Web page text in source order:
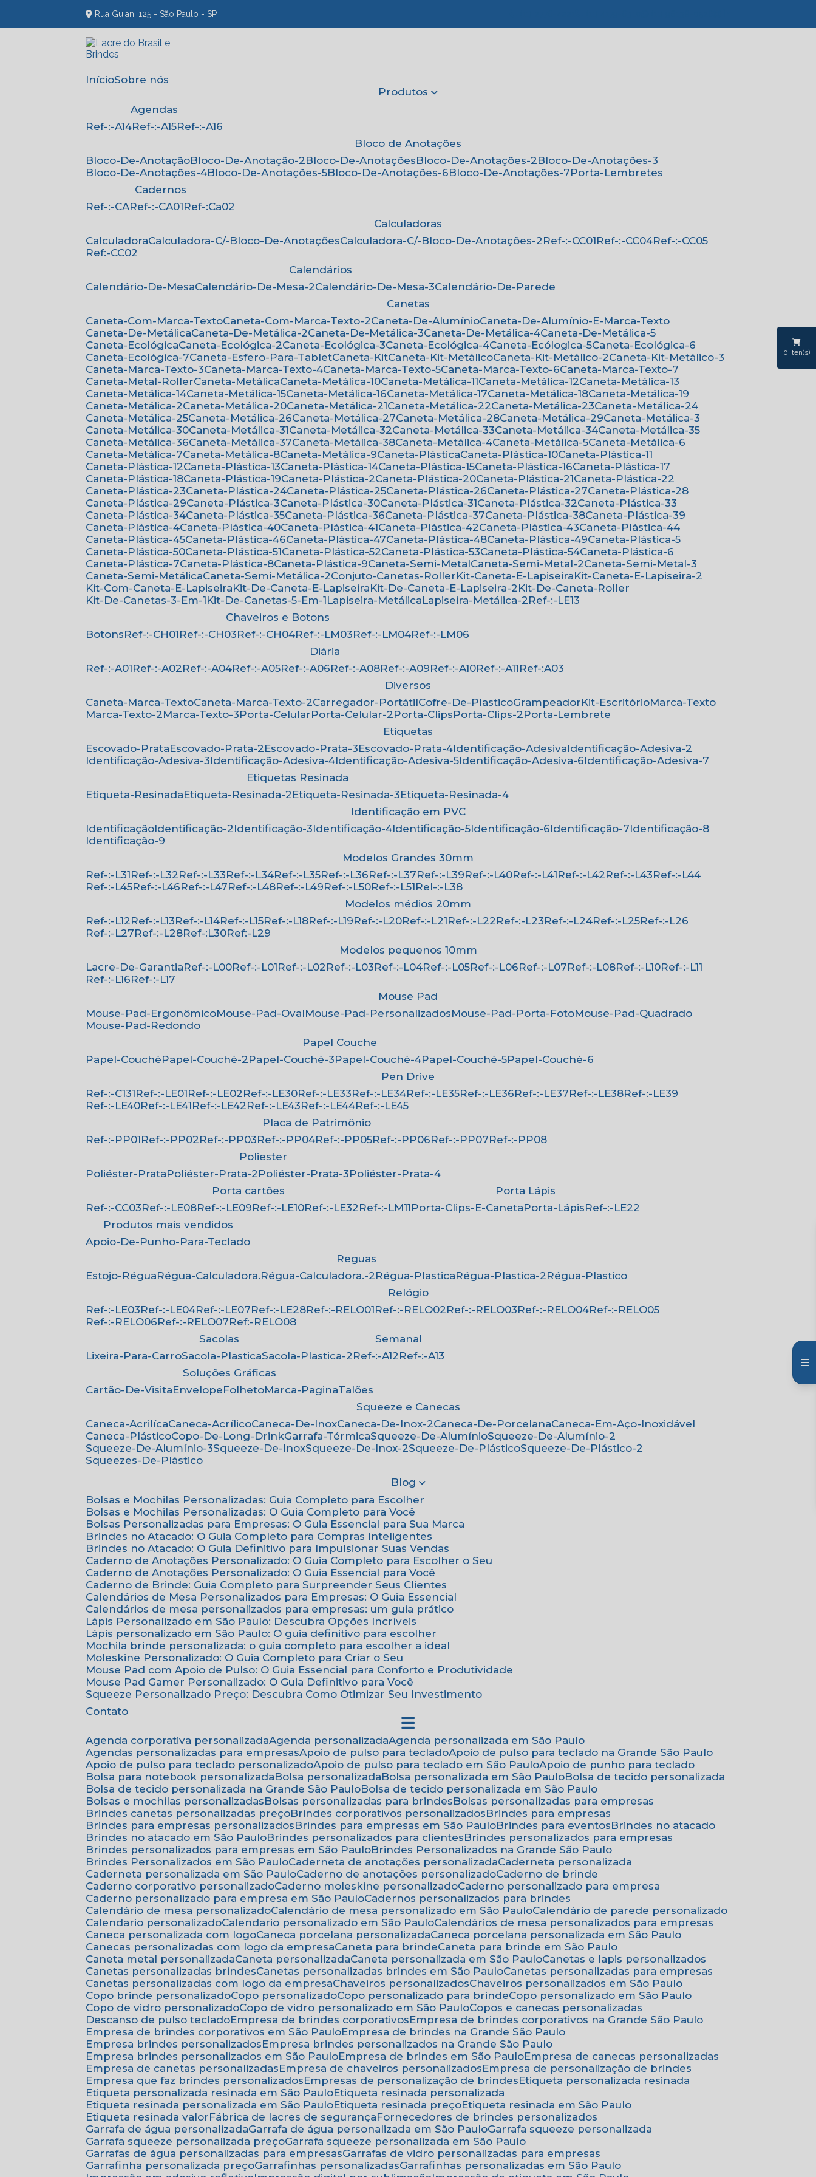
Rua Guian, 125 - São Paulo - SP
Início Sobre nós
Produtos
Agendas
Ref-:-A14
Ref-:-A15
Ref-:-A16
Bloco de Anotações
Bloco-De-Anotação
Bloco-De-Anotação-2 Bloco-De-Anotações Bloco-De-Anotações-2
Bloco-De-Anotações-3
Bloco-De-Anotações-4
Bloco-De-Anotações-5 Bloco-De-Anotações-6 Bloco-De-Anotações-7
Porta-Lembretes
Cadernos
Ref-:-CA
Ref-:-CA01
Ref-:Ca02
Calculadoras
Calculadora
Calculadora-C/-Bloco-De-Anotações Calculadora-C/-Bloco-De-Anotações-2 Ref-:-CC01 Ref-:-CC04
Ref-:-CC05
Ref:-CC02
Calendários
Calendário-De-Mesa
Calendário-De-Mesa-2 Calendário-De-Mesa-3
Calendário-De-Parede
Canetas
Caneta-Com-Marca-Texto
Caneta-Com-Marca-Texto-2 Caneta-De-Alumínio
Caneta-De-Alumínio-E-Marca-Texto
Caneta-De-Metálica
Caneta-De-Metálica-2 Caneta-De-Metálica-3 Caneta-De-Metálica-4
Caneta-De-Metálica-5
Caneta-Ecológica
Caneta-Ecológica-2 Caneta-Ecológica-3 Caneta-Ecológica-4 Caneta-Ecólogica-5
Caneta-Ecológica-6
Caneta-Ecológica-7
Caneta-Esfero-Para-Tablet Caneta-Kit Caneta-Kit-Metálico Caneta-Kit-Metálico-2
Caneta-Kit-Metálico-3
Caneta-Marca-Texto-3
Caneta-Marca-Texto-4 Caneta-Marca-Texto-5 Caneta-Marca-Texto-6
Caneta-Marca-Texto-7
Caneta-Metal-Roller
Caneta-Metálica Caneta-Metálica-10 Caneta-Metálica-11 Caneta-Metálica-12
Caneta-Metálica-13
Caneta-Metálica-14
Caneta-Metálica-15 Caneta-Metálica-16 Caneta-Metálica-17 Caneta-Metálica-18
Caneta-Metálica-19
Caneta-Metálica-2
Caneta-Metálica-20 Caneta-Metálica-21 Caneta-Metálica-22 Caneta-Metálica-23
Caneta-Metálica-24
Caneta-Metálica-25
Caneta-Metálica-26 Caneta-Metálica-27 Caneta-Metálica-28 Caneta-Metálica-29
Caneta-Metálica-3
Caneta-Metálica-30
Caneta-Metálica-31 Caneta-Metálica-32 Caneta-Metálica-33 Caneta-Metálica-34
Caneta-Metálica-35
Caneta-Metálica-36
Caneta-Metálica-37 Caneta-Metálica-38 Caneta-Metálica-4 Caneta-Metálica-5
Caneta-Metálica-6
Caneta-Metálica-7
Caneta-Metálica-8 Caneta-Metálica-9 Caneta-Plástica Caneta-Plástica-10
Caneta-Plástica-11
Caneta-Plástica-12
Caneta-Plástica-13 Caneta-Plástica-14 Caneta-Plástica-15 Caneta-Plástica-16
Caneta-Plástica-17
Caneta-Plástica-18
Caneta-Plástica-19 Caneta-Plástica-2 Caneta-Plástica-20 Caneta-Plástica-21
Caneta-Plástica-22
Caneta-Plástica-23
Caneta-Plástica-24 Caneta-Plástica-25 Caneta-Plástica-26 Caneta-Plástica-27
Caneta-Plástica-28
Caneta-Plástica-29
Caneta-Plástica-3 Caneta-Plástica-30 Caneta-Plástica-31 Caneta-Plástica-32
Caneta-Plástica-33
Caneta-Plástica-34
Caneta-Plástica-35 Caneta-Plástica-36 Caneta-Plástica-37 Caneta-Plástica-38
Caneta-Plástica-39
Caneta-Plástica-4
Caneta-Plástica-40 Caneta-Plástica-41 Caneta-Plástica-42 Caneta-Plástica-43
Caneta-Plástica-44
Caneta-Plástica-45
Caneta-Plástica-46 Caneta-Plástica-47 Caneta-Plástica-48 Caneta-Plástica-49
Caneta-Plástica-5
Caneta-Plástica-50
Caneta-Plástica-51 Caneta-Plástica-52 Caneta-Plástica-53 Caneta-Plástica-54
Caneta-Plástica-6
Caneta-Plástica-7
Caneta-Plástica-8 Caneta-Plástica-9 Caneta-Semi-Metal Caneta-Semi-Metal-2
Caneta-Semi-Metal-3
Caneta-Semi-Metálica
Caneta-Semi-Metálica-2 Conjuto-Canetas-Roller Kit-Caneta-E-Lapiseira
Kit-Caneta-E-Lapiseira-2
Kit-Com-Caneta-E-Lapiseira
Kit-De-Caneta-E-Lapiseira Kit-De-Caneta-E-Lapiseira-2
Kit-De-Caneta-Roller
Kit-De-Canetas-3-Em-1
Kit-De-Canetas-5-Em-1 Lapiseira-Metálica Lapiseira-Metálica-2
Ref-:-LE13
Chaveiros e Botons
Botons
Ref-:-CH01 Ref-:-CH03 Ref-:-CH04 Ref-:-LM03 Ref-:-LM04
Ref-:-LM06
Diária
Ref-:-A01
Ref-:-A02 Ref-:-A04 Ref-:-A05 Ref-:-A06 Ref-:-A08 Ref-:-A09 Ref-:-A10 Ref-:-A11
Ref-:A03
Diversos
Caneta-Marca-Texto
Caneta-Marca-Texto-2 Carregador-Portátil Cofre-De-Plastico Grampeador Kit-Escritório
Marca-Texto
Marca-Texto-2
Marca-Texto-3 Porta-Celular Porta-Celular-2 Porta-Clips Porta-Clips-2
Porta-Lembrete
Etiquetas
Escovado-Prata
Escovado-Prata-2 Escovado-Prata-3 Escovado-Prata-4 Identificação-Adesiva Identificação-Adesiva-2
Identificação-Adesiva-3 Identificação-Adesiva-4 Identificação-Adesiva-5 Identificação-Adesiva-6 Identificação-Adesiva-7
Etiquetas Resinada
Etiqueta-Resinada
Etiqueta-Resinada-2 Etiqueta-Resinada-3
Etiqueta-Resinada-4
Identificação em PVC
Identificação Identificação-2 Identificação-3 Identificação-4 Identificação-5 Identificação-6 Identificação-7 Identificação-8
Identificação-9
Modelos Grandes 30mm
Ref-:-L31
Ref-:-L32 Ref-:-L33 Ref-:-L34 Ref-:-L35 Ref-:-L36 Ref-:-L37 Ref-:-L39 Ref-:-L40 Ref-:-L41 Ref-:-L42 Ref-:-L43
Ref-:-L44
Ref-:-L45
Ref-:-L46 Ref-:-L47 Ref-:-L48 Ref-:-L49 Ref-:-L50 Ref-:-L51
Rel-:-L38
Modelos médios 20mm
Ref-:-L12
Ref-:-L13 Ref-:-L14 Ref-:-L15 Ref-:-L18 Ref-:-L19 Ref-:-L20 Ref-:-L21 Ref-:-L22 Ref-:-L23 Ref-:-L24 Ref-:-L25
Ref-:-L26
Ref-:-L27
Ref-:-L28 Ref-:L30
Ref:-L29
Modelos pequenos 10mm
Lacre-De-Garantia
Ref-:-L00 Ref-:-L01 Ref-:-L02 Ref-:-L03 Ref-:-L04 Ref-:-L05 Ref-:-L06 Ref-:-L07 Ref-:-L08 Ref-:-L10
Ref-:-L11
Ref-:-L16
Ref-:-L17
Mouse Pad
Mouse-Pad-Ergonômico
Mouse-Pad-Oval Mouse-Pad-Personalizados Mouse-Pad-Porta-Foto
Mouse-Pad-Quadrado
Mouse-Pad-Redondo
Papel Couche
Papel-Couché
Papel-Couché-2 Papel-Couché-3 Papel-Couché-4 Papel-Couché-5
Papel-Couché-6
Pen Drive
Ref-:-C131
Ref-:-LE01 Ref-:-LE02 Ref-:-LE30 Ref-:-LE33 Ref-:-LE34 Ref-:-LE35 Ref-:-LE36 Ref-:-LE37 Ref-:-LE38
Ref-:-LE39
Ref-:-LE40
Ref-:-LE41 Ref-:-LE42 Ref-:-LE43 Ref-:-LE44
Ref-:-LE45
Placa de Patrimônio
Ref-:-PP01
Ref-:-PP02 Ref-:-PP03 Ref-:-PP04 Ref-:-PP05 Ref-:-PP06 Ref-:-PP07
Ref-:-PP08
Poliester
Poliéster-Prata
Poliéster-Prata-2 Poliéster-Prata-3
Poliéster-Prata-4
Porta cartões
Ref-:-CC03
Ref-:-LE08 Ref-:-LE09 Ref-:-LE10 Ref-:-LE32 Ref-:-LM11
Porta Lápis
Porta-Clips-E-Caneta
Porta-Lápis
Ref-:-LE22
Produtos mais vendidos
Apoio-De-Punho-Para-Teclado
Reguas
Estojo-Régua
Régua-Calculadora. Régua-Calculadora.-2 Régua-Plastica Régua-Plastica-2
Régua-Plastico
Relógio
Ref-:-LE03
Ref-:-LE04 Ref-:-LE07 Ref-:-LE28 Ref-:-RELO01 Ref-:-RELO02 Ref-:-RELO03 Ref-:-RELO04
Ref-:-RELO05
Ref-:-RELO06
Ref-:-RELO07
Ref:-RELO08
Sacolas
Lixeira-Para-Carro Sacola-Plastica Sacola-Plastica-2
Semanal
Ref-:-A12
Ref-:-A13
Soluções Gráficas
Cartão-De-Visita
Envelope Folheto Marca-Pagina
Talões
Squeeze e Canecas
Caneca-Acrilíca
Caneca-Acrílico Caneca-De-Inox Caneca-De-Inox-2 Caneca-De-Porcelana
Caneca-Em-Aço-Inoxidável
Caneca-Plástico
Copo-De-Long-Drink Garrafa-Térmica Squeeze-De-Alumínio Squeeze-De-Alumínio-2
Squeeze-De-Alumínio-3
Squeeze-De-Inox Squeeze-De-Inox-2 Squeeze-De-Plástico Squeeze-De-Plástico-2
Squeezes-De-Plástico
Blog
Bolsas e Mochilas Personalizadas: Guia Completo para Escolher
Bolsas e Mochilas Personalizadas: O Guia Completo para Você
Bolsas Personalizadas para Empresas: O Guia Essencial para Sua Marca
Brindes no Atacado: O Guia Completo para Compras Inteligentes
Brindes no Atacado: O Guia Definitivo para Impulsionar Suas Vendas
Caderno de Anotações Personalizado: O Guia Completo para Escolher o Seu
Caderno de Anotações Personalizado: O Guia Essencial para Você
Caderno de Brinde: Guia Completo para Surpreender Seus Clientes
Calendários de Mesa Personalizados para Empresas: O Guia Essencial
Calendários de mesa personalizados para empresas: um guia prático
Lápis Personalizado em São Paulo: Descubra Opções Incríveis
Lápis personalizado em São Paulo: O guia definitivo para escolher
Mochila brinde personalizada: o guia completo para escolher a ideal
Moleskine Personalizado: O Guia Completo para Criar o Seu
Mouse Pad com Apoio de Pulso: O Guia Essencial para Conforto e Produtividade
Mouse Pad Gamer Personalizado: O Guia Definitivo para Você
Squeeze Personalizado Preço: Descubra Como Otimizar Seu Investimento
Contato
Agenda corporativa personalizada Agenda personalizada Agenda personalizada em São Paulo
Agendas personalizadas para empresas Apoio de pulso para teclado Apoio de pulso para teclado na Grande São Paulo
Apoio de pulso para teclado personalizado Apoio de pulso para teclado em São Paulo Apoio de punho para teclado
Bolsa para notebook personalizada
Bolsa personalizada Bolsa personalizada em São Paulo
Bolsa de tecido personalizada
Bolsa de tecido personalizada na Grande São Paulo
Bolsa de tecido personalizada em São Paulo
Bolsas e mochilas personalizadas
Bolsas personalizadas para brindes
Bolsas personalizadas para empresas
Brindes canetas personalizadas preço
Brindes corporativos personalizados
Brindes para empresas
Brindes para empresas personalizados
Brindes para empresas em São Paulo Brindes para eventos
Brindes no atacado
Brindes no atacado em São Paulo
Brindes personalizados para clientes
Brindes personalizados para empresas
Brindes personalizados para empresas em São Paulo
Brindes Personalizados na Grande São Paulo
Brindes Personalizados em São Paulo
Caderneta de anotações personalizada
Caderneta personalizada
Caderneta personalizada em São Paulo
Caderno de anotações personalizado
Caderno de brinde
Caderno corporativo personalizado
Caderno moleskine personalizado
Caderno personalizado para empresa
Caderno personalizado para empresa em São Paulo
Cadernos personalizados para brindes
Calendário de mesa personalizado
Calendário de mesa personalizado em São Paulo
Calendário de parede personalizado
Calendario personalizado
Calendario personalizado em São Paulo
Calendários de mesa personalizados para empresas
Caneca personalizada com logo
Caneca porcelana personalizada
Caneca porcelana personalizada em São Paulo
Canecas personalizadas com logo da empresa
Caneta para brinde
Caneta para brinde em São Paulo
Caneta metal personalizada
Caneta personalizada Caneta personalizada em São Paulo
Canetas e lapis personalizados
Canetas personalizadas brindes
Canetas personalizadas brindes em São Paulo
Canetas personalizadas para empresas
Canetas personalizadas com logo da empresa
Chaveiros personalizados
Chaveiros personalizados em São Paulo
Copo brinde personalizado
Copo personalizado Copo personalizado para brinde
Copo personalizado em São Paulo
Copo de vidro personalizado
Copo de vidro personalizado em São Paulo
Copos e canecas personalizadas
Descanso de pulso teclado
Empresa de brindes corporativos
Empresa de brindes corporativos na Grande São Paulo
Empresa de brindes corporativos em São Paulo
Empresa de brindes na Grande São Paulo
Empresa brindes personalizados
Empresa brindes personalizados na Grande São Paulo
Empresa brindes personalizados em São Paulo
Empresa de brindes em São Paulo
Empresa de canecas personalizadas
Empresa de canetas personalizadas
Empresa de chaveiros personalizados
Empresa de personalização de brindes
Empresa que faz brindes personalizados
Empresas de personalização de brindes
Etiqueta personalizada resinada
Etiqueta personalizada resinada em São Paulo Etiqueta resinada personalizada
Etiqueta resinada personalizada em São Paulo Etiqueta resinada preço Etiqueta resinada em São Paulo
Etiqueta resinada valor
Fábrica de lacres de segurança
Fornecedores de brindes personalizados
Garrafa de água personalizada
Garrafa de água personalizada em São Paulo
Garrafa squeeze personalizada
Garrafa squeeze personalizada preço
Garrafa squeeze personalizada em São Paulo
Garrafas de água personalizadas para empresas
Garrafas de vidro personalizadas para empresas
Garrafinha personalizada preço
Garrafinhas personalizadas
Garrafinhas personalizadas em São Paulo
0 iten(s)